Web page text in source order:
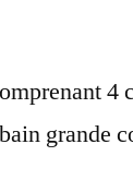
4
grande